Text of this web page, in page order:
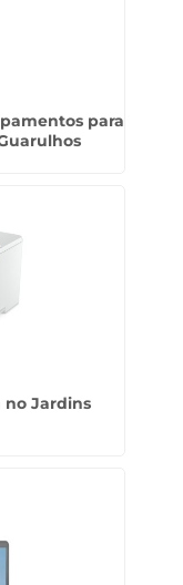
para
no Jardins